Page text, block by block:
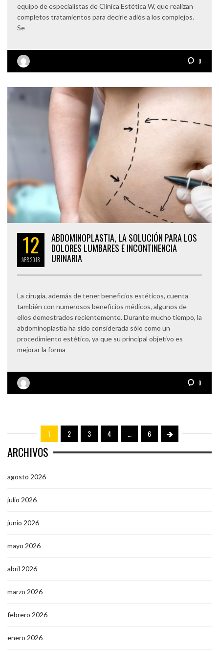
equipo de especialistas de Clínica Estética W, que realizan
completos tratamientos para decirle adiós a los complejos.
Se
0
12
ABR2018
ABDOMINOPLASTIA, LA SOLUCIÓN PARA LOS
DOLORES LUMBARES E INCONTINENCIA
URINARIA
La cirugía, además de tener beneficios estéticos, cuenta
también con numerosos beneficios médicos, algunos de
ellos demostrados recientemente. Durante mucho tiempo, la
abdominoplastia ha sido considerada sólo como un
procedimiento estético, ya que su principal objetivo es
mejorar la forma
0
1 2 3 4 … 6
ARCHIVOS
agosto 2026
julio 2026
junio 2026
mayo 2026
abril 2026
marzo 2026
febrero 2026
enero 2026